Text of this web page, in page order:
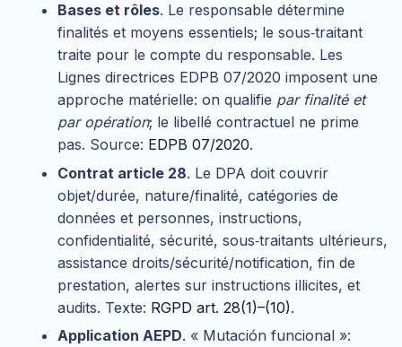
Bases et rôles. Le responsable détermine
finalités et moyens essentiels; le sous‑traitant
traite pour le compte du responsable. Les
Lignes directrices EDPB 07/2020 imposent une
approche matérielle: on qualifie par finalité et
par opération; le libellé contractuel ne prime
pas. Source: EDPB 07/2020.
Contrat article 28. Le DPA doit couvrir
objet/durée, nature/finalité, catégories de
données et personnes, instructions,
confidentialité, sécurité, sous‑traitants ultérieurs,
assistance droits/sécurité/notification, fin de
prestation, alertes sur instructions illicites, et
audits. Texte: RGPD art. 28(1)–(10).
Application AEPD. « Mutación funcional »: